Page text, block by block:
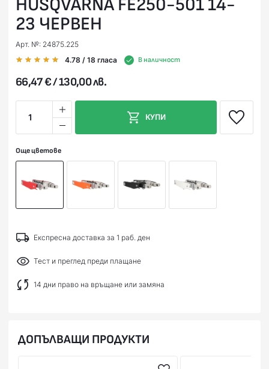
HUSQVARNA FE250-501 14-
23 ЧЕРВЕН
Арт. №: 24875.225
4.78 / 18 гласа В наличност
66,47 € / 130,00 лв.
1 КУПИ
Още цветове
Експресна доставка за 1 раб. ден
Тест и преглед преди плащане
14 дни право на връщане или замяна
ДОПЪЛВАЩИ ПРОДУКТИ